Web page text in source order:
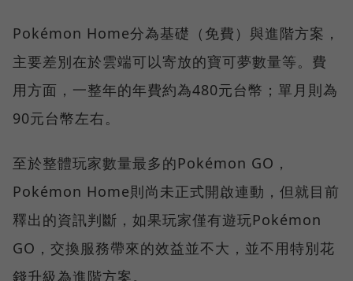
Pokémon Home分為基礎（免費）與進階方案，
主要差別在於雲端可以寄放的寶可夢數量等。費
用方面，一整年的年費約為480元台幣；單月則為
90元台幣左右。
至於整體玩家數量最多的Pokémon GO，
Pokémon Home則尚未正式開啟連動，但就目前
釋出的資訊判斷，如果玩家僅有遊玩Pokémon
GO，交換服務帶來的效益並不大，並不用特別花
錢升級為進階方案。